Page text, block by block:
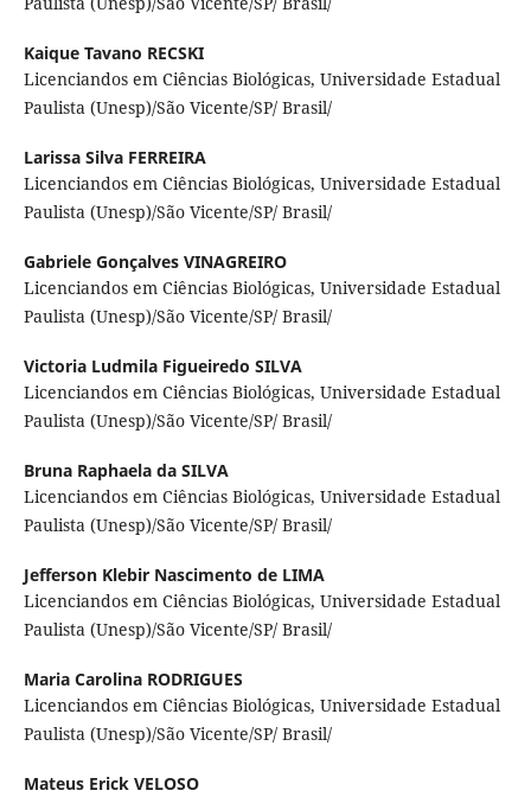
Kaique Tavano RECSKI
Licenciandos em Ciências Biológicas, Universidade Estadual
Paulista (Unesp)/São Vicente/SP/ Brasil/
Larissa Silva FERREIRA
Licenciandos em Ciências Biológicas, Universidade Estadual
Paulista (Unesp)/São Vicente/SP/ Brasil/
Gabriele Gonçalves VINAGREIRO
Licenciandos em Ciências Biológicas, Universidade Estadual
Paulista (Unesp)/São Vicente/SP/ Brasil/
Victoria Ludmila Figueiredo SILVA
Licenciandos em Ciências Biológicas, Universidade Estadual
Paulista (Unesp)/São Vicente/SP/ Brasil/
Bruna Raphaela da SILVA
Licenciandos em Ciências Biológicas, Universidade Estadual
Paulista (Unesp)/São Vicente/SP/ Brasil/
Jefferson Klebir Nascimento de LIMA
Licenciandos em Ciências Biológicas, Universidade Estadual
Paulista (Unesp)/São Vicente/SP/ Brasil/
Maria Carolina RODRIGUES
Licenciandos em Ciências Biológicas, Universidade Estadual
Paulista (Unesp)/São Vicente/SP/ Brasil/
Mateus Erick VELOSO